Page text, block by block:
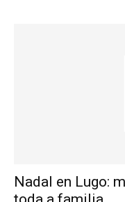
Nadal en Lugo: